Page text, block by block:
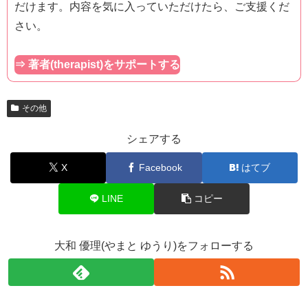
だけます。内容を気に入っていただけたら、ご支援くだ
さい。
⇒ 著者(therapist)をサポートする
その他
シェアする
X Facebook はてブ
LINE コピー
大和 優理(やまと ゆうり)をフォローする